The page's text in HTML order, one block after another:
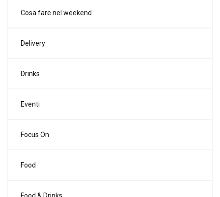
Cosa fare nel weekend
Delivery
Drinks
Eventi
Focus On
Food